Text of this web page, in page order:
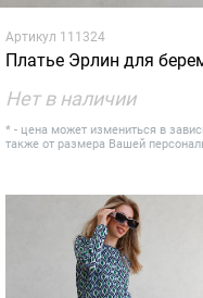
Артикул 111324
Платье Эрлин для
Нет в наличии
* - цена может измениться в
также от размера Вашей